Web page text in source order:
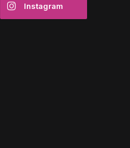
Instagram